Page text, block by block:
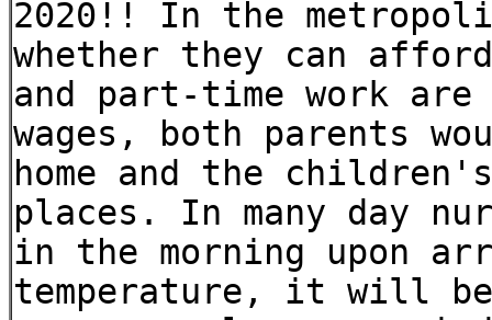
2020!! In the
whether they can
and part-time work
wages, both parents
home and the
places. In many day
in the morning upon
temperature, it will